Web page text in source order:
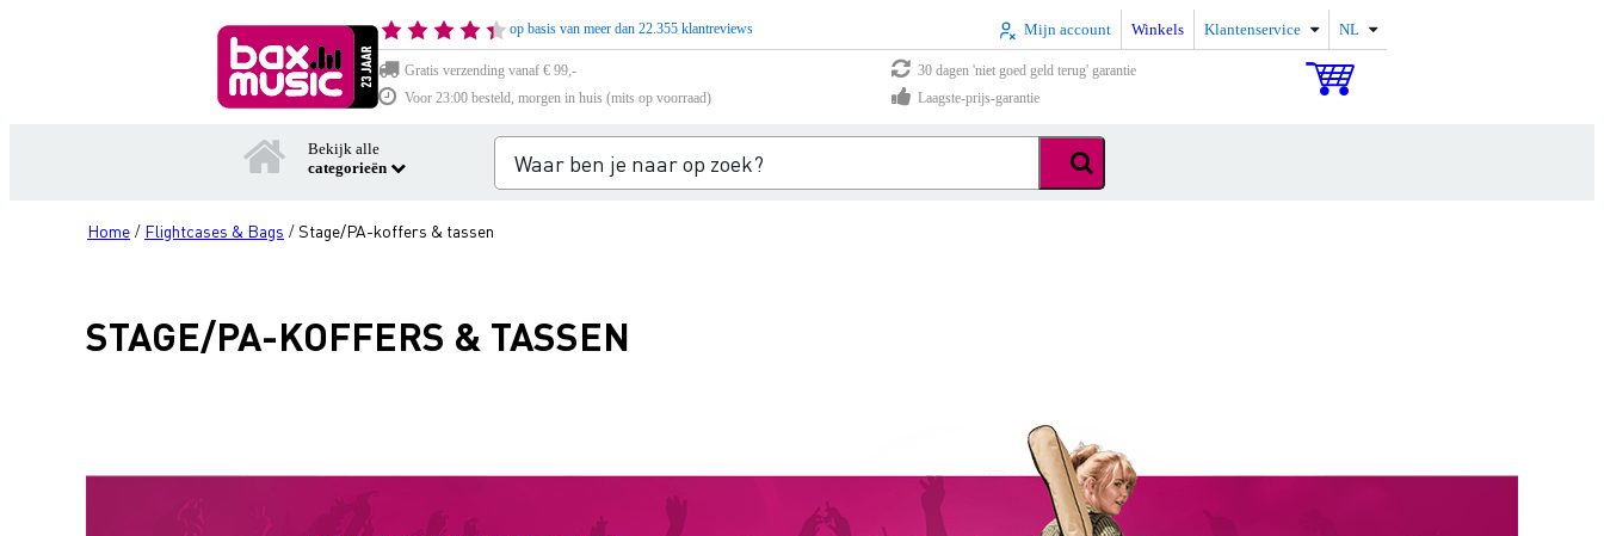
op basis van meer dan 22.355 klantreviews Mijn account Winkels Klantenservice NL
Gratis verzending vanaf € 99,-
30 dagen 'niet goed geld terug' garantie
Voor 23:00 besteld, morgen in huis (mits op voorraad)
Laagste-prijs-garantie
Bekijk alle
categorieën
Home / Flightcases & Bags /Stage/PA-koffers & tassen
STAGE/PA-KOFFERS & TASSEN